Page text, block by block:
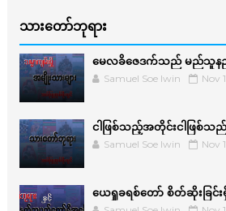
သားတော်ဘုရား
မေလခိဇေဒက်သည် မည်သူန
Samuel Soe lwin Nov
ငါဖြစ်သည့်အတိုင်းငါဖြစ်သ
Samuel Soe lwin Nov
ယေရှုခရစ်တော် စိတ်ဆိုးခြင်း